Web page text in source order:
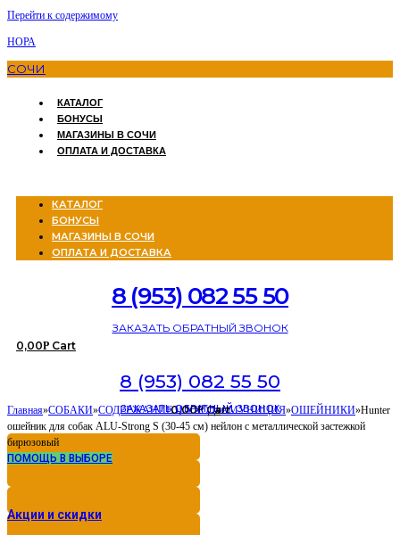
Перейти к содержимому
НОРА
СОЧИ
КАТАЛОГ
БОНУСЫ
МАГАЗИНЫ В СОЧИ
ОПЛАТА И ДОСТАВКА
КАТАЛОГ
БОНУСЫ
МАГАЗИНЫ В СОЧИ
ОПЛАТА И ДОСТАВКА
8 (953) 082 55 50
ЗАКАЗАТЬ ОБРАТНЫЙ ЗВОНОК
0,00Р Cart
8 (953) 082 55 50
ЗАКАЗАТЬ ОБРАТНЫЙ ЗВОНОК
0,00Р Cart
Главная»СОБАКИ»СОДЕРЖАНИЕ И УХОД»АМУНИЦИЯ»ОШЕЙНИКИ»Hunter
ошейник для собак ALU-Strong S (30-45 см) нейлон с металлической застежкой
бирюзовый
ПОМОЩЬ В ВЫБОРЕ
Акции и скидки